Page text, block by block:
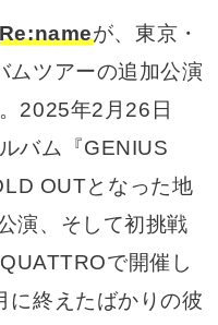
Re:nameが、東京・
ムツアーの追加公演
2025年2月26日
バム『GENIUS
OUTとなった地
演、そして初挑戦
で開催し
に終えたばかりの彼